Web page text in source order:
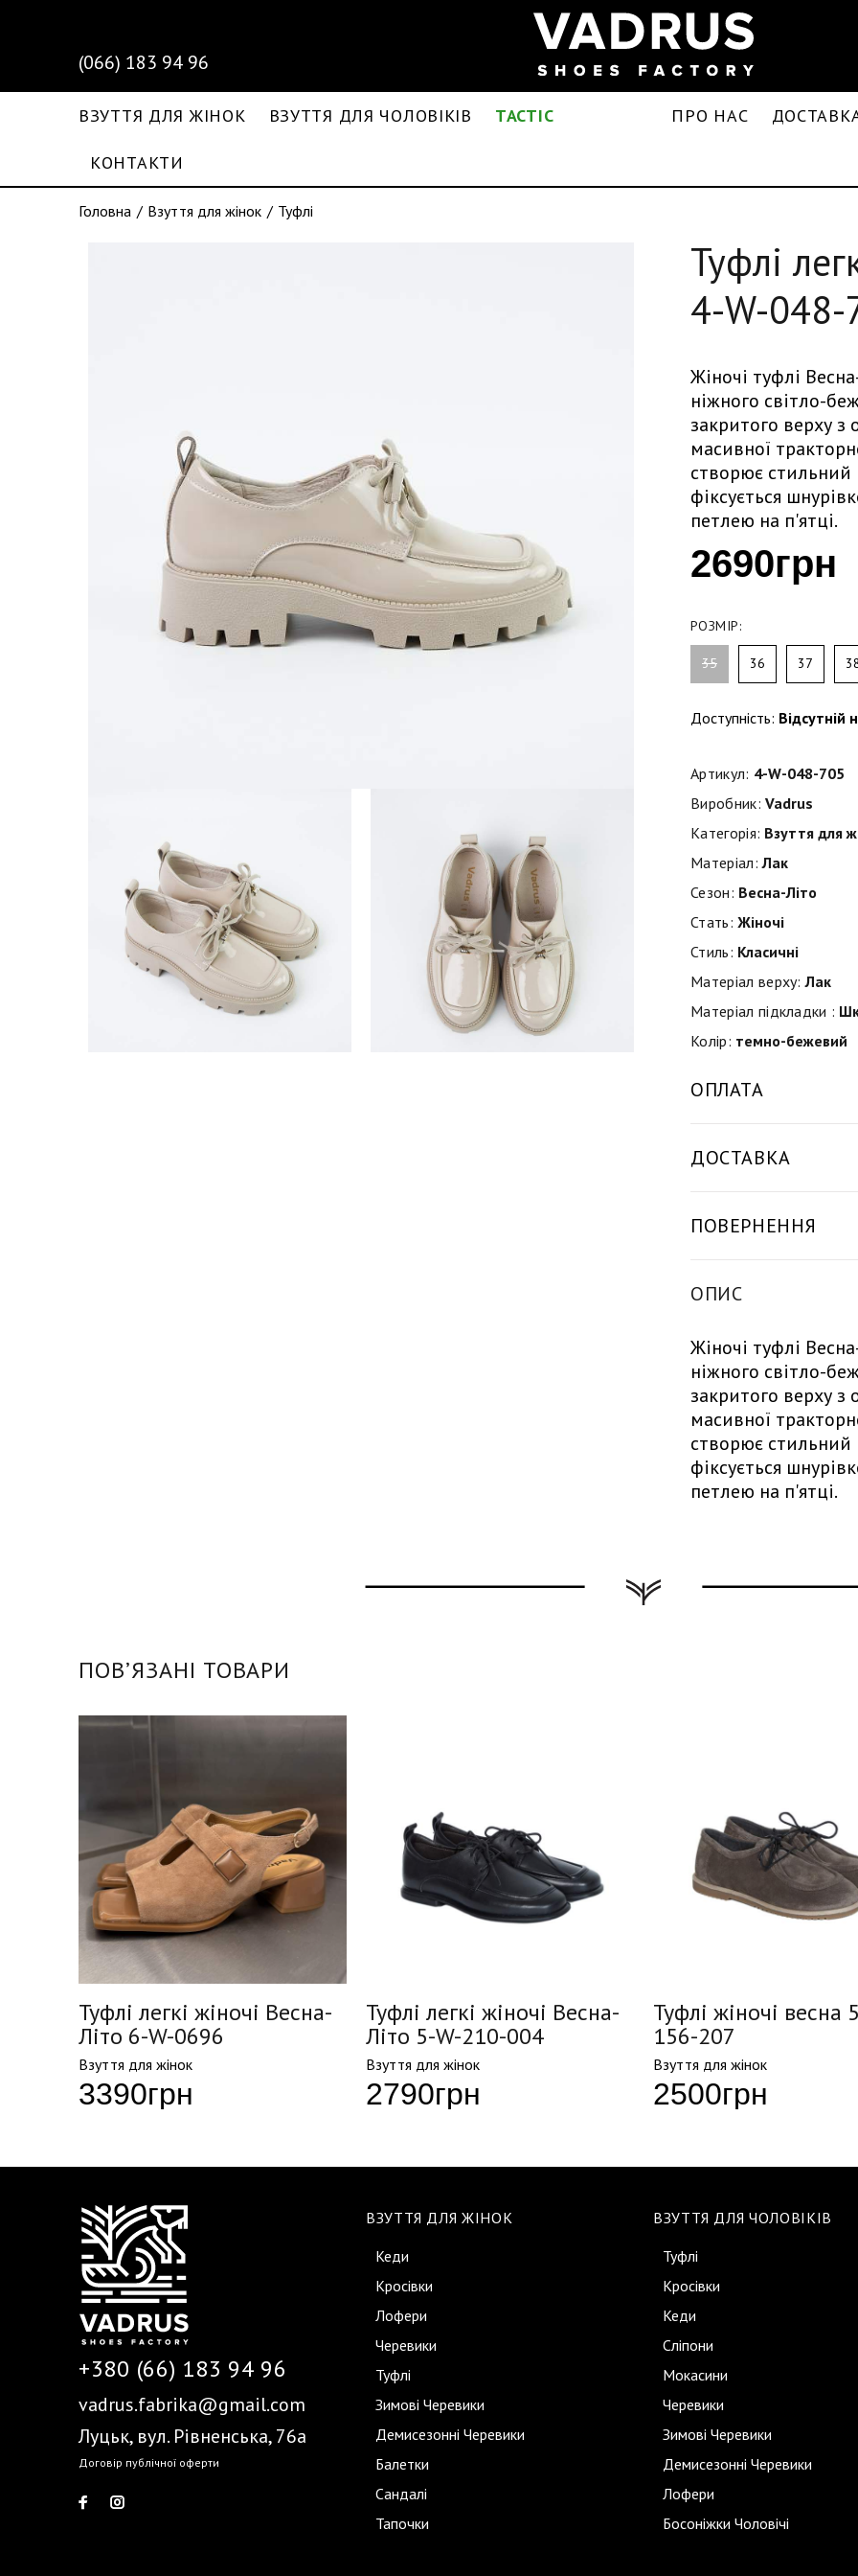
(066) 183 94 96
ВЗУТТЯ ДЛЯ ЖІНОК ВЗУТТЯ ДЛЯ ЧОЛОВІКІВ TACTIC ПРО НАС
КОНТАКТИ
Головна Взуття для жінок Туфлі
Туфлі
4-W-048-
Жіночі туфлі
ніжного світло-
закритого верху
масивної
створює
фіксується
петлею на п'ятці.
2690грн
РОЗМІР:
35 36 37
Доступність: Відсутній
Артикул: 4-W-048-705
Виробник: Vadrus
Категорія: Взуття для
Матеріал: Лак
Сезон: Весна-Літо
Стать: Жіночі
Стиль: Класичні
Матеріал верху: Лак
Матеріал підкладки :
Колір: темно-бежевий
ОПЛАТА
ДОСТАВКА
ПОВЕРНЕННЯ
ОПИС
Жіночі туфлі
ніжного світло-
закритого верху
масивної
створює
фіксується
петлею на п'ятці.
ПОВʼЯЗАНІ ТОВАРИ
Туфлі легкі жіночі Весна-
Літо 6-W-0696
Взуття для жінок
3390грн
Туфлі легкі жіночі Весна-
Літо 5-W-210-004
Взуття для жінок
2790грн
Туфлі жіночі весна
156-207
Взуття для жінок
2500грн
+380 (66) 183 94 96
vadrus.fabrika@gmail.com
Луцьк, вул. Рівненська, 76а
Договір публічної оферти
ВЗУТТЯ ДЛЯ ЖІНОК
Кеди
Кросівки
Лофери
Черевики
Туфлі
Зимові Черевики
Демисезонні Черевики
Балетки
Сандалі
Тапочки
ВЗУТТЯ ДЛЯ ЧОЛОВІКІВ
Туфлі
Кросівки
Кеди
Сліпони
Мокасини
Черевики
Зимові Черевики
Демисезонні Черевики
Лофери
Босоніжки Чоловічі